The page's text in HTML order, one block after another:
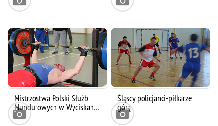
Mistrzostwa Polski Służb
Mundurowych w Wyciskan…
Śląscy policjanci-piłkarze
górą